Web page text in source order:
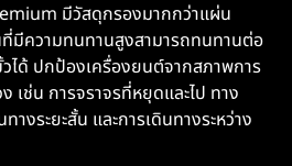
มีวัสดุกรองมากกว่าแผ่น
ที่มีความทนทานสูงสามารถทนทานต่อ
ได้ ปกป้องเครื่องยนต์จากสภาพการ
ช่น การจราจรที่หยุดและไป ทาง
างระยะสั้น และการเดินทางระหว่าง